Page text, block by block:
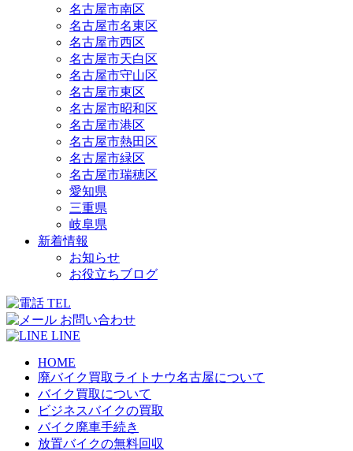
名古屋市南区
名古屋市名東区
名古屋市西区
名古屋市天白区
名古屋市守山区
名古屋市東区
名古屋市昭和区
名古屋市港区
名古屋市熱田区
名古屋市緑区
名古屋市瑞穂区
愛知県
三重県
岐阜県
新着情報
お知らせ
お役立ちブログ
TEL
お問い合わせ
LINE
HOME
廃バイク買取ライトナウ名古屋について
バイク買取について
ビジネスバイクの買取
バイク廃車手続き
放置バイクの無料回収